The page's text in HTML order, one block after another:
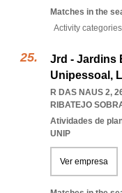
Matches in the
Activity
Jrd - Jardins
Unipessoal,
R DAS NAUS 2,
RIBATEJO
Atividades de
UNIP
Ver empresa